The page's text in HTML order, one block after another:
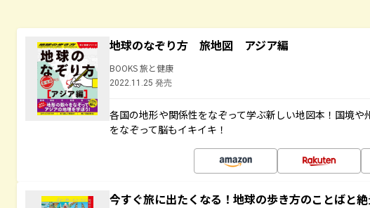
地球のなぞり方 旅地図 アジア編
BOOKS 旅と健康
2022.11.25 発売
各国の地形や関係性をなぞって学ぶ新しい地図本！国境
をなぞって脳もイキイキ！
今すぐ旅に出たくなる！地球の歩き方のことばと絶